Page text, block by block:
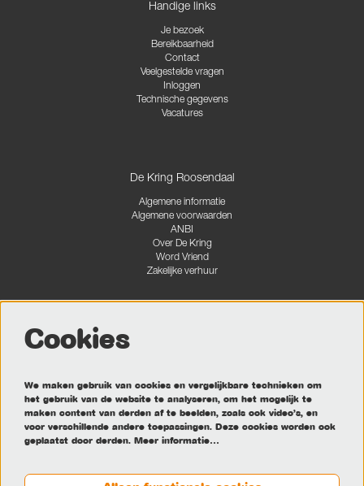
Handige links
Je bezoek
Bereikbaarheid
Contact
Veelgestelde vragen
Inloggen
Technische gegevens
Vacatures
De Kring Roosendaal
Algemene informatie
Algemene voorwaarden
ANBI
Over De Kring
Word Vriend
Zakelijke verhuur
Meld je aan voor de nieuwsbrief
Cookies
We maken gebruik van cookies en vergelijkbare technieken om
het gebruik van de website te analyseren, om het mogelijk te
maken content van derden af te beelden, zoals ook video’s, en
voor verschillende andere toepassingen. Deze cookies worden ook
geplaatst door derden. Meer informatie…